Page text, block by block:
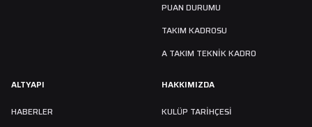
PUAN DURUMU
TAKIM KADROSU
A TAKIM TEKNİK KADRO
ALTYAPI
HABERLER
HAKKIMIZDA
KULÜP TARIHÇESI